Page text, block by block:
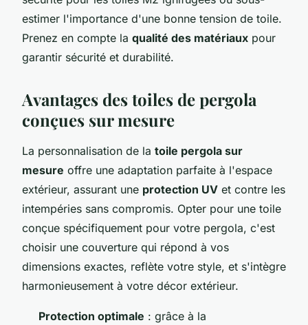
estimer l'importance d'une bonne tension de toile.
Prenez en compte la qualité des matériaux pour
garantir sécurité et durabilité.
Avantages des toiles de pergola
conçues sur mesure
La personnalisation de la toile pergola sur
mesure offre une adaptation parfaite à l'espace
extérieur, assurant une protection UV et contre les
intempéries sans compromis. Opter pour une toile
conçue spécifiquement pour votre pergola, c'est
choisir une couverture qui répond à vos
dimensions exactes, reflète votre style, et s'intègre
harmonieusement à votre décor extérieur.
Protection optimale : grâce à la